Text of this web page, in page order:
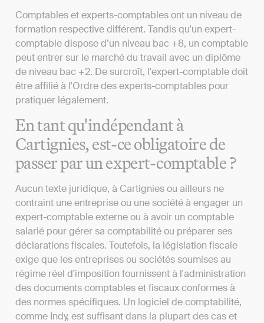
Comptables et experts-comptables ont un niveau de
formation respective différent. Tandis qu'un expert-
comptable dispose d’un niveau bac +8, un comptable
peut entrer sur le marché du travail avec un diplôme
de niveau bac +2. De surcroît, l'expert-comptable doit
être affilié à l'Ordre des experts-comptables pour
pratiquer légalement.
En tant qu'indépendant à
Cartignies, est-ce obligatoire de
passer par un expert-comptable ?
Aucun texte juridique, à Cartignies ou ailleurs ne
contraint une entreprise ou une société à engager un
expert-comptable externe ou à avoir un comptable
salarié pour gérer sa comptabilité ou préparer ses
déclarations fiscales. Toutefois, la législation fiscale
exige que les entreprises ou sociétés soumises au
régime réel d'imposition fournissent à l'administration
des documents comptables et fiscaux conformes à
des normes spécifiques. Un logiciel de comptabilité,
comme Indy, est suffisant dans la plupart des cas et